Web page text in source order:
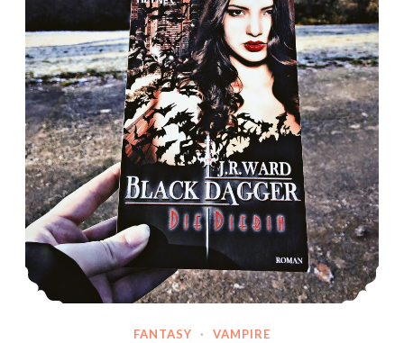
FANTASY · VAMPIRE